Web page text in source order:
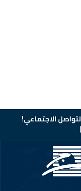
الاجتماعي!